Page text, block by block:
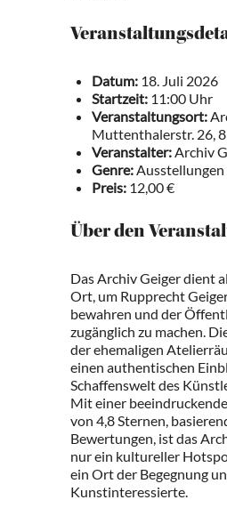
Datum: 18. Juli 2026
Startzeit: 11:00 Uhr
Veranstaltungsort:
Muttenthalerstr. 26,
Veranstalter:Archiv
Genre:Ausstellungen
Preis: 12,00 €
Über den
Das Archiv Geiger dient
Ort, um Rupprecht
bewahren und der
zugänglich zu machen.
der ehemaligen
einen authentischen
Schaffenswelt des
Mit einer
von 4,8 Sternen,
Bewertungen, ist das
nur ein kultureller
ein Ort der Begegnung
Kunstinteressierte.